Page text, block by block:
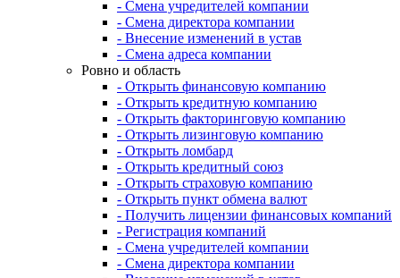
- Смена учредителей компании
- Смена директора компании
- Внесение изменений в устав
- Смена адреса компании
Ровно и область
- Открыть финансовую компанию
- Открыть кредитную компанию
- Открыть факторинговую компанию
- Открыть лизинговую компанию
- Открыть ломбард
- Открыть кредитный союз
- Открыть страховую компанию
- Открыть пункт обмена валют
- Получить лицензии финансовых компаний
- Регистрация компаний
- Смена учредителей компании
- Смена директора компании